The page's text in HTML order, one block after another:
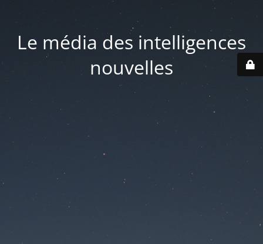
Le média des intelligences
nouvelles